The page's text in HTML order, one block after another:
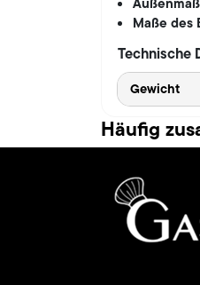
Maße des
Technische
Gewicht
Häufig